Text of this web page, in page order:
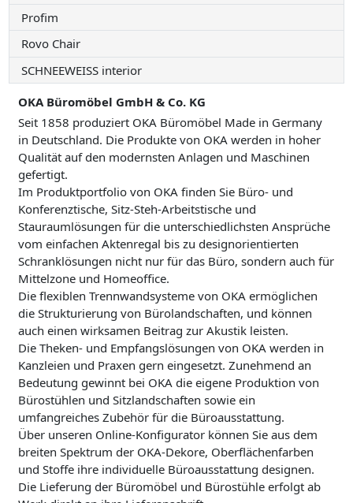
Profim
Rovo Chair
SCHNEEWEISS interior
OKA Büromöbel GmbH & Co. KG
Seit 1858 produziert OKA Büromöbel Made in Germany
in Deutschland. Die Produkte von OKA werden in hoher
Qualität auf den modernsten Anlagen und Maschinen
gefertigt.
Im Produktportfolio von OKA finden Sie Büro- und
Konferenztische, Sitz-Steh-Arbeitstische und
Stauraumlösungen für die unterschiedlichsten Ansprüche
vom einfachen Aktenregal bis zu designorientierten
Schranklösungen nicht nur für das Büro, sondern auch für
Mittelzone und Homeoffice.
Die flexiblen Trennwandsysteme von OKA ermöglichen
die Strukturierung von Bürolandschaften, und können
auch einen wirksamen Beitrag zur Akustik leisten.
Die Theken- und Empfangslösungen von OKA werden in
Kanzleien und Praxen gern eingesetzt. Zunehmend an
Bedeutung gewinnt bei OKA die eigene Produktion von
Bürostühlen und Sitzlandschaften sowie ein
umfangreiches Zubehör für die Büroausstattung.
Über unseren Online-Konfigurator können Sie aus dem
breiten Spektrum der OKA-Dekore, Oberflächenfarben
und Stoffe ihre individuelle Büroausstattung designen.
Die Lieferung der Büromöbel und Bürostühle erfolgt ab